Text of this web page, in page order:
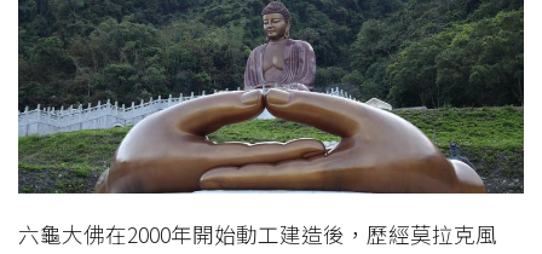
六龜大佛在2000年開始動工建造後，歷經莫拉克風